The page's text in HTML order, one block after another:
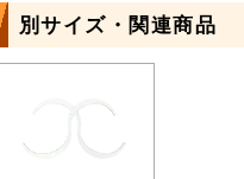
別サイズ・関連商品